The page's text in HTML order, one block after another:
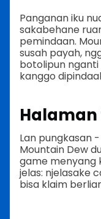
Panganan iku
sakabehane
pemindaan.
susah payah,
botolipun nganti
kanggo
Lan pungkasan
Mountain Dew
game menyang
jelas: njelasake
bisa klaim